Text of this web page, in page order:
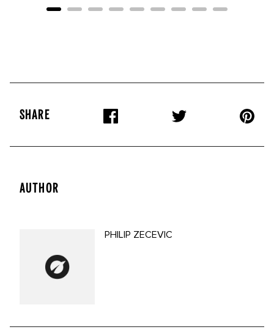
SHARE
AUTHOR
PHILIP ZECEVIC